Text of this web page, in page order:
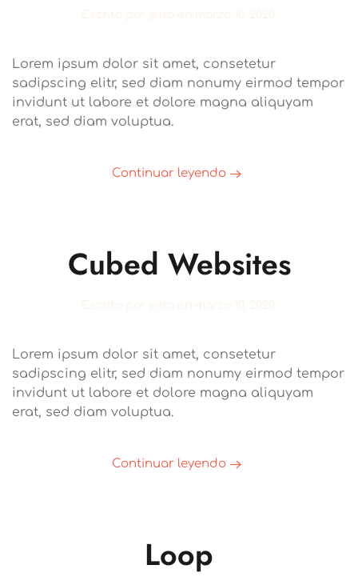
Escrito por jetro en marzo 10, 2020.
Lorem ipsum dolor sit amet, consetetur
sadipscing elitr, sed diam nonumy eirmod tempor
invidunt ut labore et dolore magna aliquyam
erat, sed diam voluptua.
Continuar leyendo
Cubed Websites
Escrito por jetro en marzo 10, 2020.
Lorem ipsum dolor sit amet, consetetur
sadipscing elitr, sed diam nonumy eirmod tempor
invidunt ut labore et dolore magna aliquyam
erat, sed diam voluptua.
Continuar leyendo
Loop